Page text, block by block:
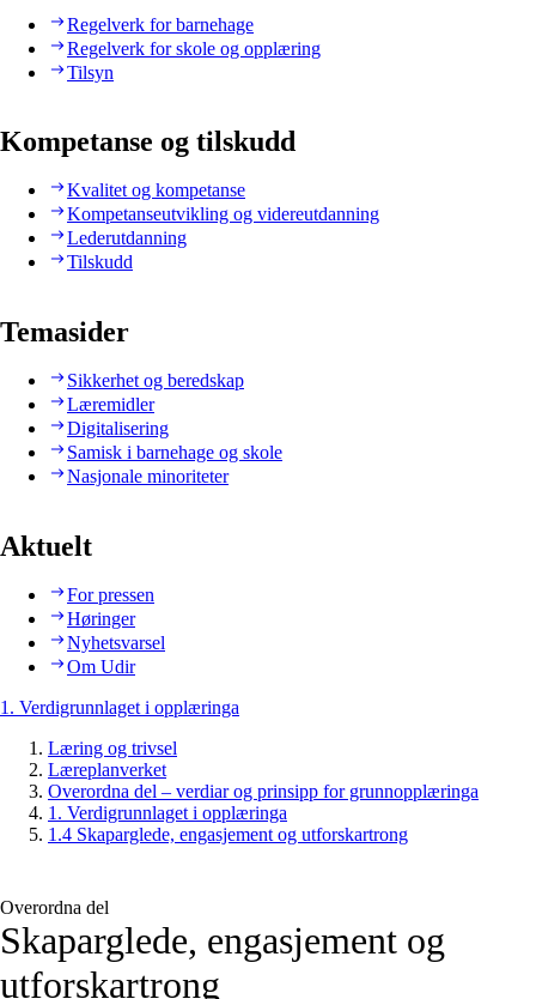
Regelverk for barnehage
Regelverk for skole og opplæring
Tilsyn
Kompetanse og tilskudd
Kvalitet og kompetanse
Kompetanseutvikling og videreutdanning
Lederutdanning
Tilskudd
Temasider
Sikkerhet og beredskap
Læremidler
Digitalisering
Samisk i barnehage og skole
Nasjonale minoriteter
Aktuelt
For pressen
Høringer
Nyhetsvarsel
Om Udir
1. Verdigrunnlaget i opplæringa
Læring og trivsel
Læreplanverket
Overordna del – verdiar og prinsipp for grunnopplæringa
1. Verdigrunnlaget i opplæringa
1.4 Skaparglede, engasjement og utforskartrong
Overordna del
Skaparglede, engasjement og
utforskartrong